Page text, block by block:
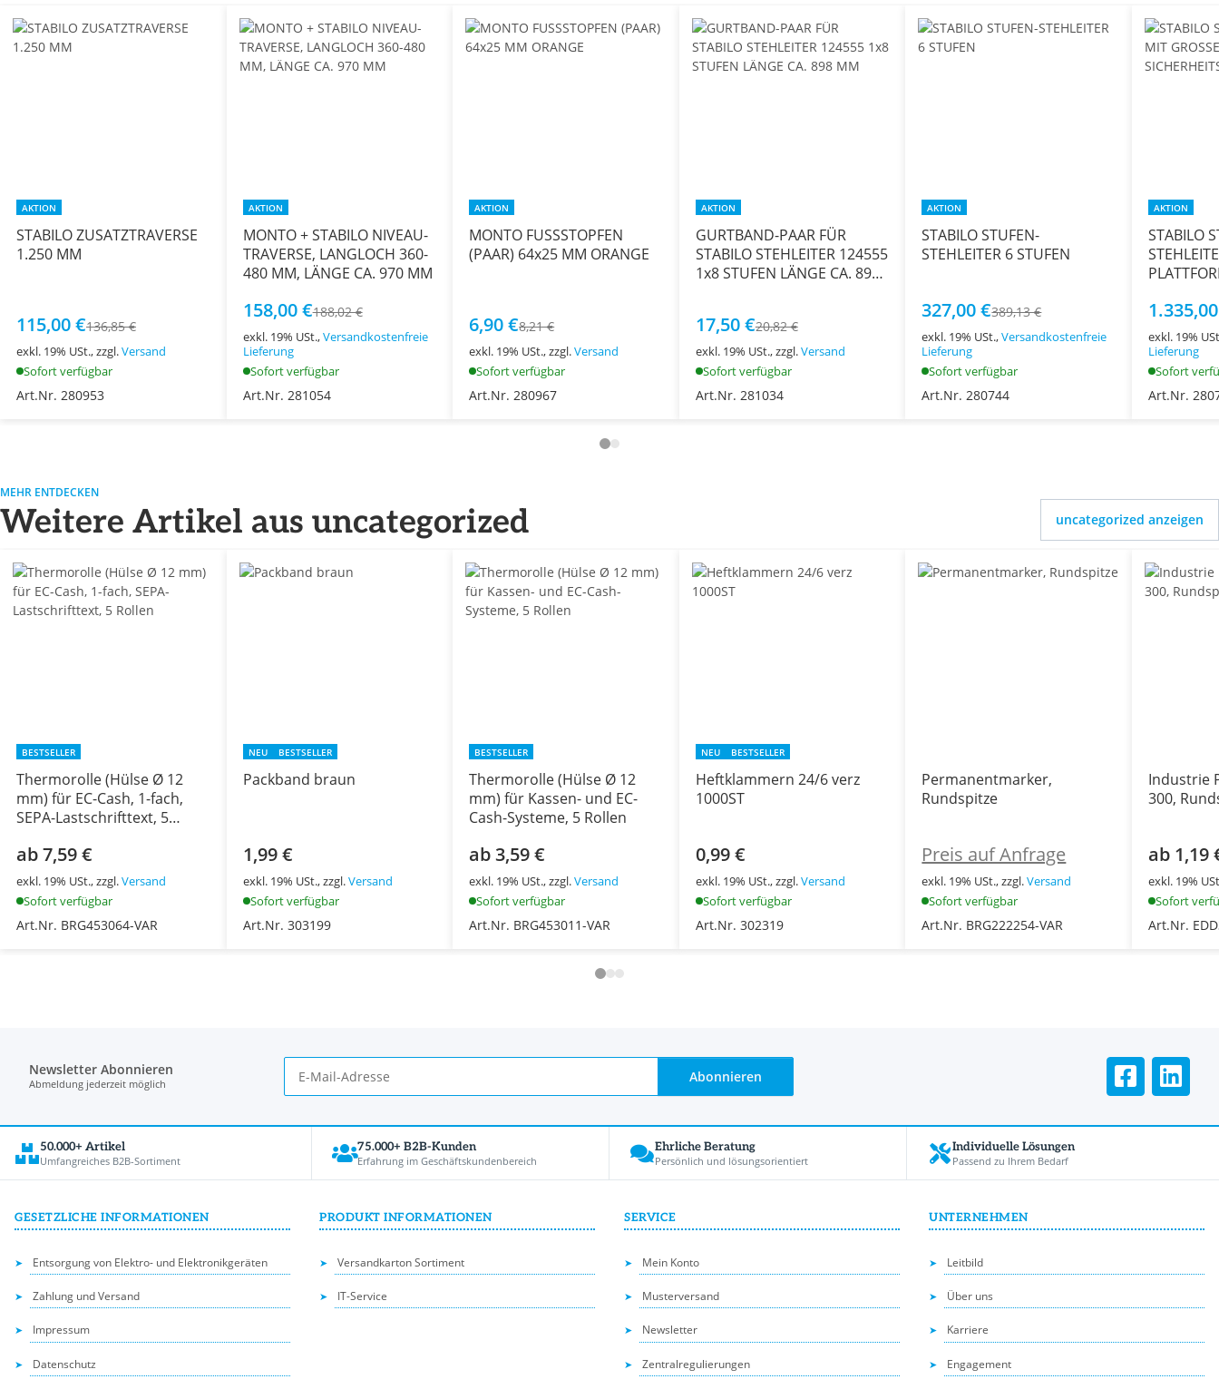
AKTION
STABILO ZUSATZTRAVERSE
1.250 MM
115,00 €136,85 €
exkl. 19% USt., zzgl.Versand
Sofort verfügbar
Art.Nr. 280953
AKTION
MONTO + STABILO NIVEAU-
TRAVERSE, LANGLOCH 360-
480 MM, LÄNGE CA. 970 MM
158,00 €188,02 €
exkl. 19% USt.,Versandkostenfreie
Lieferung
Sofort verfügbar
Art.Nr. 281054
AKTION
MONTO FUSSSTOPFEN
(PAAR) 64x25 MM ORANGE
6,90 €8,21 €
exkl. 19% USt., zzgl.Versand
Sofort verfügbar
Art.Nr. 280967
AKTION
GURTBAND-PAAR FÜR
STABILO STEHLEITER 124555
1x8 STUFEN LÄNGE CA. 898
17,50 €20,82 €
exkl. 19% USt., zzgl.Versand
Sofort verfügbar
Art.Nr. 281034
AKTION
STABILO STUFEN-
STEHLEITER 6 STUFEN
327,00 €389,13 €
exkl. 19% USt.,Versandkostenfreie
Lieferung
Sofort verfügbar
Art.Nr. 280744
AKTION
STABILO
STUFEN
exkl. 19%
Lieferung
Sofort
Art.Nr.
MEHR ENTDECKEN
Weitere Artikel aus uncategorized uncategorized anzeigen
BESTSELLER
Thermorolle (Hülse Ø 12
mm) für EC-Cash, 1-fach,
SEPA-Lastschrifttext, 5
ab 7,59 €
exkl. 19% USt., zzgl.Versand
Sofort verfügbar
Art.Nr. BRG453064-VAR
NEU BESTSELLER
Packband braun
1,99 €
exkl. 19% USt., zzgl.Versand
Sofort verfügbar
Art.Nr. 303199
BESTSELLER
Thermorolle (Hülse Ø 12
mm) für Kassen- und EC-
Cash-Systeme, 5 Rollen
ab 3,59 €
exkl. 19% USt., zzgl.Versand
Sofort verfügbar
Art.Nr. BRG453011-VAR
NEU BESTSELLER
Heftklammern 24/6 verz
1000ST
0,99 €
exkl. 19% USt., zzgl.Versand
Sofort verfügbar
Art.Nr. 302319
Permanentmarker,
Rundspitze
Preis auf Anfrage
exkl. 19% USt., zzgl.Versand
Sofort verfügbar
Art.Nr. BRG222254-VAR
Industrie
300,
ab 1,19
exkl. 19%
Sofort
Art.Nr.
Newsletter Abonnieren
Abmeldung jederzeit möglich Abonnieren
50.000+ Artikel
Umfangreiches B2B-Sortiment
75.000+ B2B-Kunden
Erfahrung im Geschäftskundenbereich
Ehrliche Beratung
Persönlich und lösungsorientiert
Individuelle Lösungen
Passend zu Ihrem Bedarf
GESETZLICHE INFORMATIONEN
Entsorgung von Elektro- und Elektronikgeräten
Zahlung und Versand
Impressum
Datenschutz
PRODUKT INFORMATIONEN
Versandkarton Sortiment
IT-Service
SERVICE
Mein Konto
Musterversand
Newsletter
Zentralregulierungen
UNTERNEHMEN
Leitbild
Über uns
Karriere
Engagement